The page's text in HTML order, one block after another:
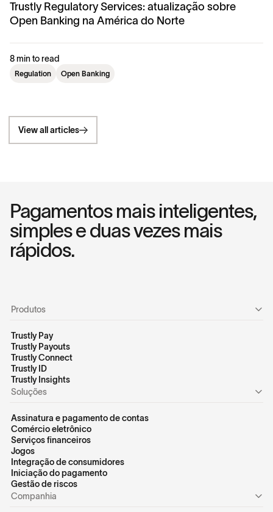
View all articles
Trustly Regulatory Services: atualização sobre
Open Banking na América do Norte
8 min to read
Regulation Open Banking
Pagamentos mais inteligentes,
simples e duas vezes mais
rápidos.
Produtos
Trustly Pay
Trustly Payouts
Trustly Connect
Trustly ID
Trustly Insights
Soluções
Assinatura e pagamento de contas
Comércio eletrônico
Serviços financeiros
Jogos
Integração de consumidores
Iniciação do pagamento
Gestão de riscos
Companhia